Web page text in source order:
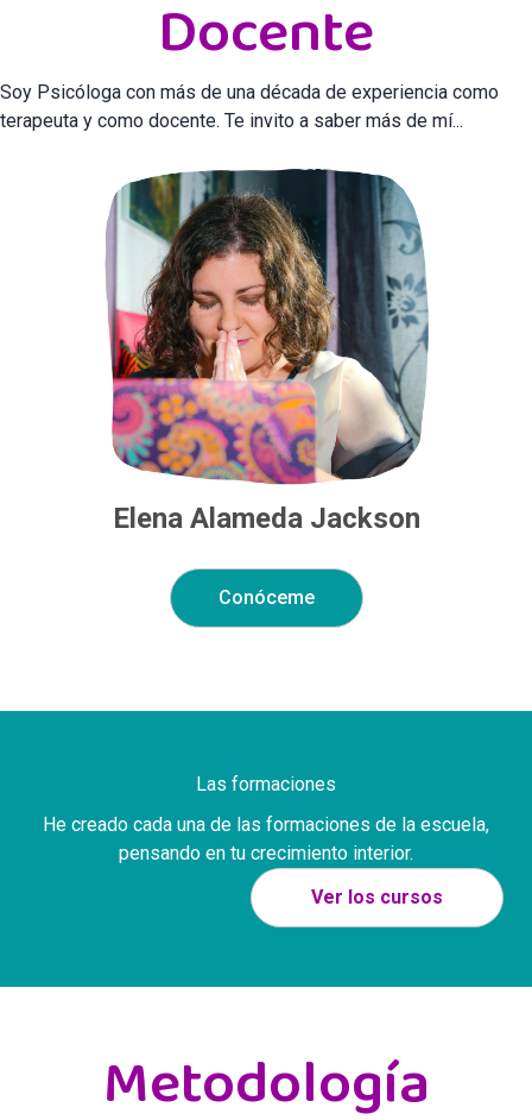
Docente
Soy Psicóloga con más de una década de experiencia como
terapeuta y como docente. Te invito a saber más de mí...
Elena Alameda Jackson
Conóceme
Las formaciones
He creado cada una de las formaciones de la escuela,
pensando en tu crecimiento interior.
Ver los cursos